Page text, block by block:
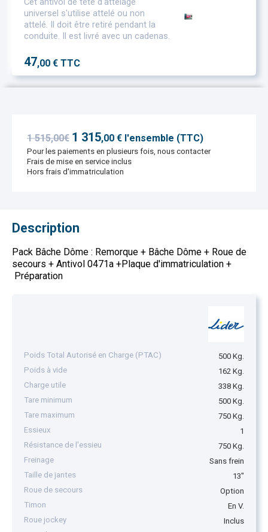
Description
Pack Bâche Dôme : Remorque + Bâche Dôme + Roue de
secours + Antivol 0471a +Plaque d'immatriculation +
Préparation
Poids Total Autorisé en Charge (PTAC)
500 Kg.
Poids à vide
162 Kg.
Charge utile
338 Kg.
Tare minimum
500 Kg.
Tare maximum
750 Kg.
Essieux
1
Résistance de l'essieu
750 Kg.
Freinage
Sans frein
Taille de jantes
13"
Roue de secours
Option
Timon
En V.
Roue jockey
Inclus
universel s'utilise attelé ou non
attelé. Il doit être retiré pendant la
conduite. Il est livré avec un cadenas.
47,00 € TTC
1 515,00€ 1 315,00 € l'ensemble (TTC)
Pour les paiements en plusieurs fois, nous contacter
Frais de mise en service inclus
Hors frais d'immatriculation